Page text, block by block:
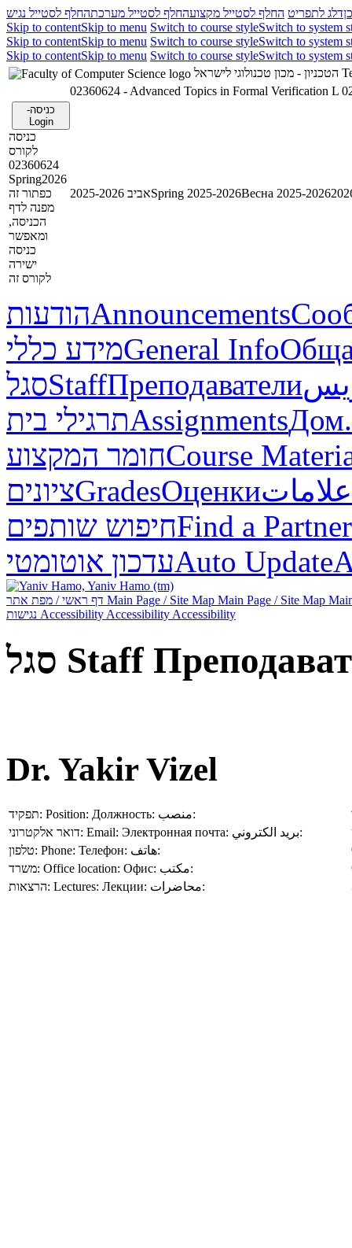
דלג לתפריט החלף לסטייל מקצועהחלף לסטייל מערכתהחלף לסטייל נגיש
Skip to contentSkip to menu Switch to course styleSwitch to system
Skip to contentSkip to menu Switch to course styleSwitch to system
Skip to contentSkip to menu Switch to course styleSwitch to system
02360624 - Advanced Topics in Formal Verification L
כניסה-
Login
כניסה
לקורס
02360624
Spring2026
כפתור זה
מפנה לדף
הכניסה,
ומאפשר
כניסה
ישירה
לקורס זה
אביב 2025-2026Spring 2025-2026Весна 2025-2026
הודעותAnnouncements
מידע כלליGeneral Info
סגלStaffПреподаватели
תרגילי ביתAssignmentsДом.
חומר המקצועCourse
ציוניםGradesОценкиعلامات
חיפוש שותפיםFind a Partner
עדכון אוטומטיAuto Update
Main Page / Site Map Main Page / Site Map
Accessibility Accessibility Accessibility
סגל Staff
Dr. Yakir Vizel
תפקיד: Position: Должность: منصب:
דואר אלקטרוני: Email: Электронная почта: بريد الكتروني:
טלפון: Phone: Телефон: هاتف:
משרד: Office location: Офис: مكتب:
הרצאות: Lectures: Лекции: محاضرات: